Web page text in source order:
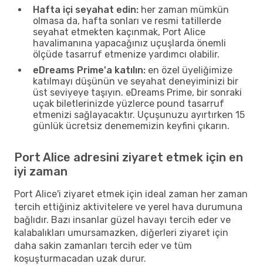
Hafta içi seyahat edin: her zaman mümkün
olmasa da, hafta sonları ve resmi tatillerde
seyahat etmekten kaçınmak, Port Alice
havalimanına yapacağınız uçuşlarda önemli
ölçüde tasarruf etmenize yardımcı olabilir.
eDreams Prime'a katılın: en özel üyeliğimize
katılmayı düşünün ve seyahat deneyiminizi bir
üst seviyeye taşıyın. eDreams Prime, bir sonraki
uçak biletlerinizde yüzlerce pound tasarruf
etmenizi sağlayacaktır. Uçuşunuzu ayırtırken 15
günlük ücretsiz denememizin keyfini çıkarın.
Port Alice adresini ziyaret etmek için en
iyi zaman
Port Alice'i ziyaret etmek için ideal zaman her zaman
tercih ettiğiniz aktivitelere ve yerel hava durumuna
bağlıdır. Bazı insanlar güzel havayı tercih eder ve
kalabalıkları umursamazken, diğerleri ziyaret için
daha sakin zamanları tercih eder ve tüm
koşuşturmacadan uzak durur.